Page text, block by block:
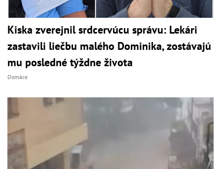
Kiska zverejnil srdcervúcu správu: Lekári
zastavili liečbu malého Dominika, zostávajú
mu posledné týždne života
Domáce